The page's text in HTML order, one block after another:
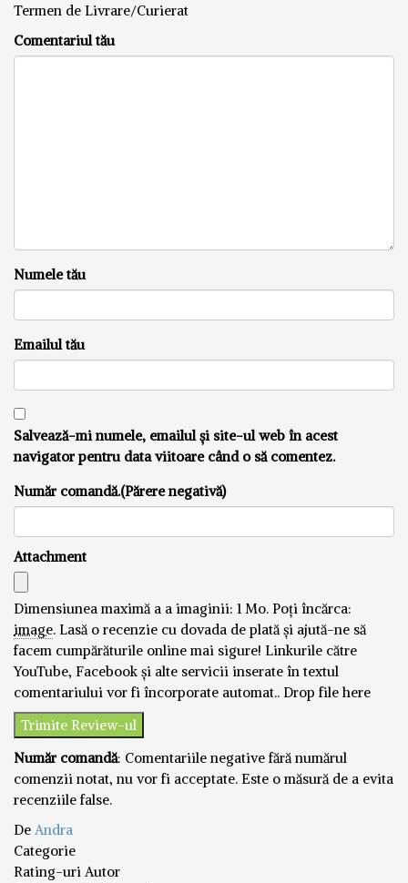
Termen de Livrare/Curierat
Comentariul tău
Numele tău
Emailul tău
Salvează-mi numele, emailul și site-ul web în acest
navigator pentru data viitoare când o să comentez.
Număr comandă.(Părere negativă)
Attachment
Dimensiunea maximă a a imaginii: 1 Mo. Poți încărca:
image. Lasă o recenzie cu dovada de plată și ajută-ne să
facem cumpărăturile online mai sigure! Linkurile către
YouTube, Facebook și alte servicii inserate în textul
comentariului vor fi încorporate automat.. Drop file here
Număr comandă: Comentariile negative fără numărul
comenzii notat, nu vor fi acceptate. Este o măsură de a evita
recenziile false.
De Andra
Categorie
Rating-uri Autor